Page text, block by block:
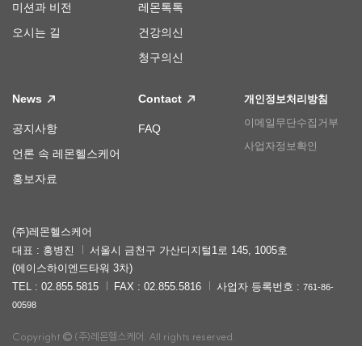
미션과 비전
오시는 길
레몬톡톡
건강의신
청구의신
News
공지사항
언론 속 레몬헬스케어
홍보자료
Contact
FAQ
개인정보처리방침
이메일무단수집거부
사업자정보확인
(주)레몬헬스케어
대표 : 홍병진
서울시 금천구 가산디지털1로 145, 1005호
(에이스하이엔드타워 3차)
TEL : 02.855.5815
FAX : 02.855.5816 사업자 등록번호 : 761-86-
00598
Copyright (주)레몬헬스케어. All rights reserved.